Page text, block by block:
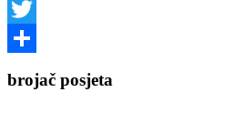
Facebook
Twitter
brojač posjeta